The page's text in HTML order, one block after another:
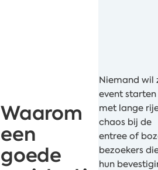
Waarom
een
goede
Niemand wil
event starten
met lange
chaos bij de
entree of
bezoekers
hun